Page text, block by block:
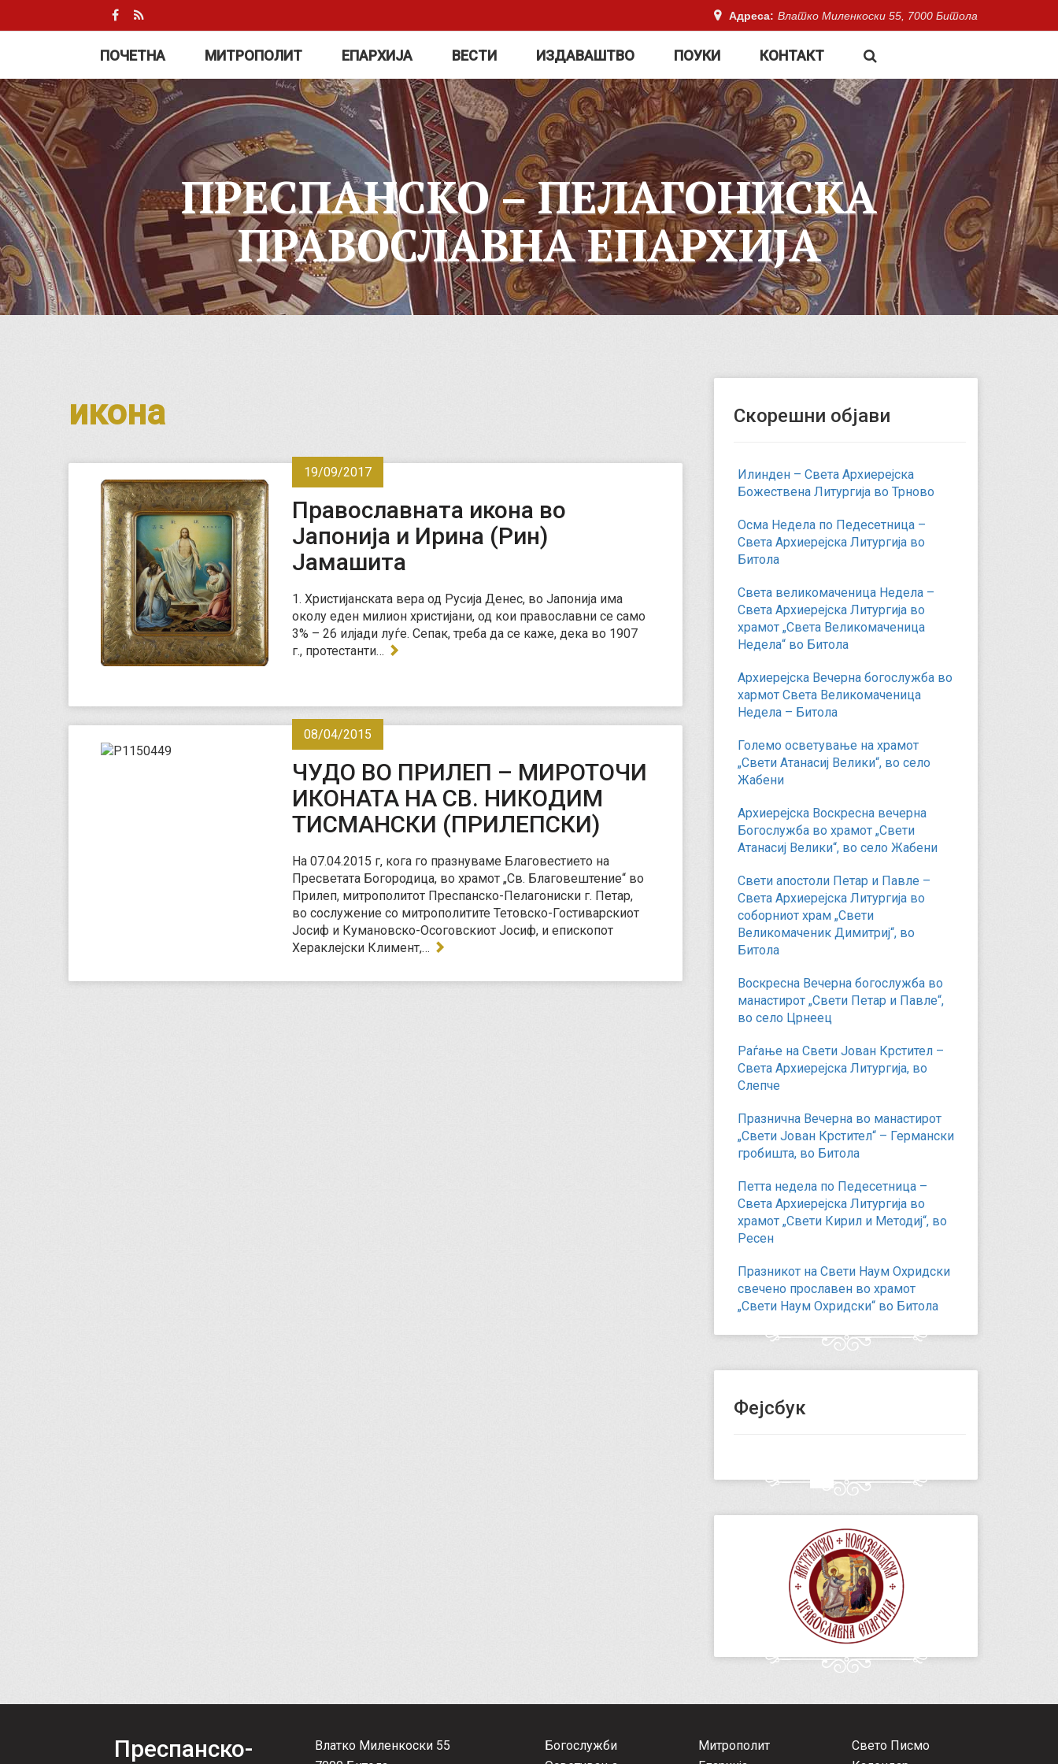
Адреса: Влатко Миленкоски 55, 7000 Битола
ПОЧЕТНА МИТРОПОЛИТ ЕПАРХИЈА ВЕСТИ ИЗДАВАШТВО ПОУКИ КОНТАКТ
ПРЕСПАНСКО – ПЕЛАГОНИСКА
ПРАВОСЛАВНА ЕПАРХИЈА
икона
19/09/2017
Православната икона во
Јапонија и Ирина (Рин)
Јамашита
1. Христијанската вера од Русија Денес, во Јапонија има
околу еден милион христијани, од кои православни се само
3% – 26 илјади луѓе. Сепак, треба да се каже, дека во 1907
г., протестанти…
08/04/2015
ЧУДО ВО ПРИЛЕП – МИРОТОЧИ
ИКОНАТА НА СВ. НИКОДИМ
ТИСМАНСКИ (ПРИЛЕПСКИ)
На 07.04.2015 г, кога го празнуваме Благовестието на
Пресветата Богородица, во храмот „Св. Благовештение“ во
Прилеп, митрополитот Преспанско-Пелагониски г. Петар,
во сослужение со митрополитите Тетовско-Гостиварскиот
Јосиф и Кумановско-Осоговскиот Јосиф, и епископот
Хераклејски Климент,…
Скорешни објави
Илинден – Света Архиерејска
Божествена Литургија во Трново
Осма Недела по Педесетница –
Света Архиерејска Литургија во
Битола
Света великомаченица Недела –
Света Архиерејска Литургија во
храмот „Света Великомаченица
Недела“ во Битола
Архиерејска Вечерна богослужба во
хармот Света Великомаченица
Недела – Битола
Големо осветување на храмот
„Свети Атанасиј Велики“, во село
Жабени
Архиерејска Воскресна вечерна
Богослужба во храмот „Свети
Атанасиј Велики“, во село Жабени
Свети апостоли Петар и Павле –
Света Архиерејска Литургија во
соборниот храм „Свети
Великомаченик Димитриј“, во
Битола
Воскресна Вечерна богослужба во
манастирот „Свети Петар и Павле“,
во село Црнеец
Раѓање на Свети Јован Крстител –
Света Архиерејска Литургија, во
Слепче
Празнична Вечерна во манастирот
„Свети Јован Крстител“ – Германски
гробишта, во Битола
Петта недела по Педесетница –
Света Архиерејска Литургија во
храмот „Свети Кирил и Методиј“, во
Ресен
Празникот на Свети Наум Охридски
свечено прославен во храмот
„Свети Наум Охридски“ во Битола
Фејсбук
Преспанско-
Влатко Миленкоски 55
Богослужби
Митрополит
Свето Писмо